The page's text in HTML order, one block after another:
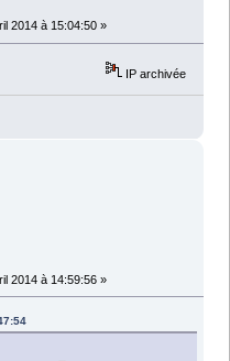
2014 à 15:04:50 »
IP archivée
2014 à 14:59:56 »